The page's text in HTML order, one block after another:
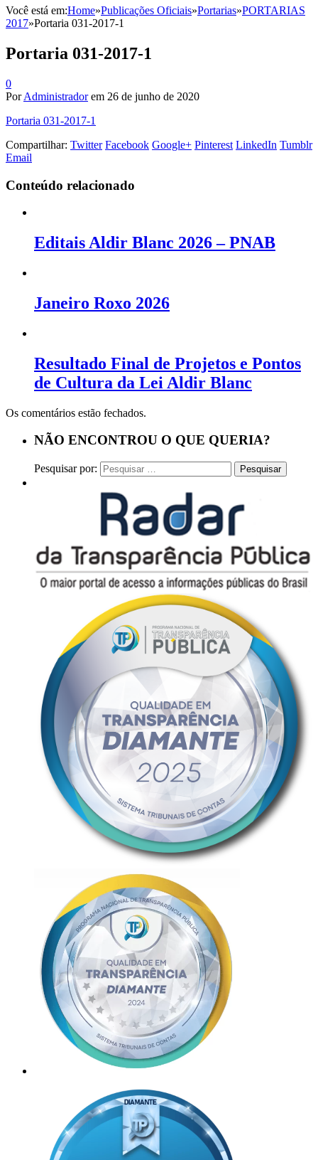
Você está em:Home»Publicações Oficiais»Portarias»PORTARIAS
2017»Portaria 031-2017-1
Portaria 031-2017-1
0
PorAdministrador em 26 de junho de 2020
Portaria 031-2017-1
Compartilhar: Twitter Facebook Google+ Pinterest LinkedIn Tumblr
Email
Conteúdo relacionado
Editais Aldir Blanc 2026 – PNAB
Janeiro Roxo 2026
Resultado Final de Projetos e Pontos
de Cultura da Lei Aldir Blanc
Os comentários estão fechados.
NÃO ENCONTROU O QUE QUERIA?
Pesquisar por: